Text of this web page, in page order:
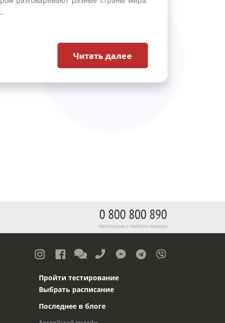
Читать далее
0 800 800 890
бесплатно с любого номера
Пройти тестирование
Выбрать расписание
Последнее в блоге